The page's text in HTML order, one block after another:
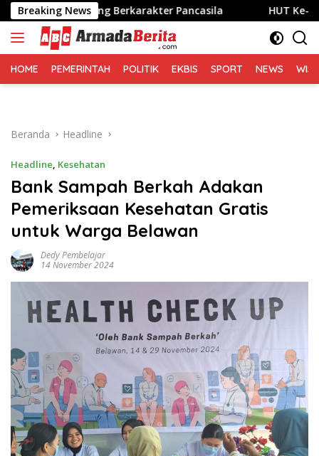
Langsung
ke
konten
Breaking News
yang Berkarakter Pancasila HUT Ke-1 Partai
HOME PEMERINTAH POLITIK EKBIS SPORT NEWS
Beranda Headline
Headline, Kesehatan
Bank Sampah Berkah Adakan
Pemeriksaan Kesehatan Gratis
untuk Warga Belawan
Dedy Pembelajar
14 November 2024